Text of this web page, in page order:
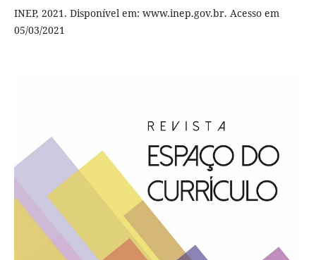
INEP, 2021. Disponível em: www.inep.gov.br. Acesso em
05/03/2021